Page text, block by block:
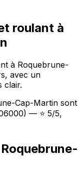
roulant à
à Roquebrune-
avec un
clair.
Cap-Martin sont
— ⭐ 5/5,